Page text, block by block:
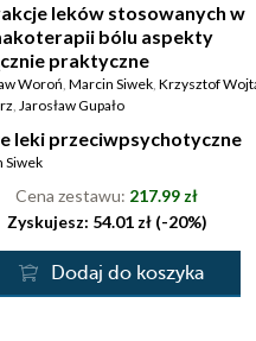
leków stosowanych w
bólu aspekty
praktyczne
Woroń, Marcin Siwek, Krzysztof
, Jarosław Gupało
leki przeciwpsychotyczne
Siwek
Cena zestawu: 217.99 zł
Zyskujesz: 54.01 zł (-20%)
Dodaj do koszyka